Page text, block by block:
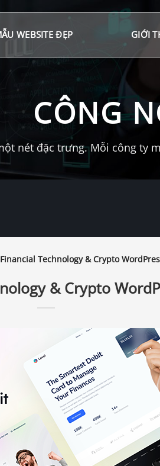
WEBSITE ĐẸP GIỚI
CÔNG
nét đặc trưng. Mỗi công ty
Technology & Crypto
& Crypto